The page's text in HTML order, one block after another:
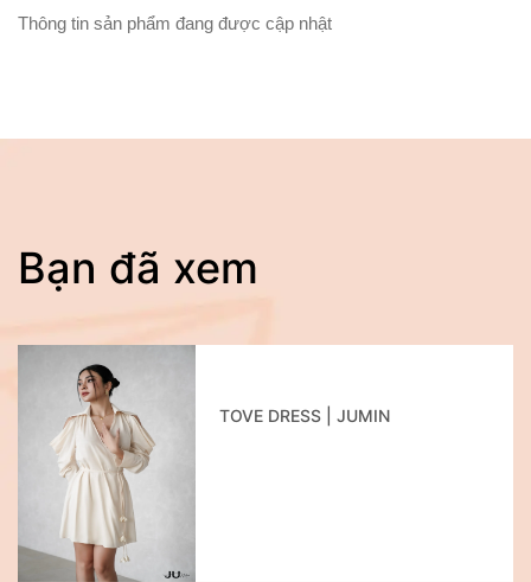
Thông tin sản phẩm đang được cập nhật
Bạn đã xem
TOVE DRESS | JUMIN